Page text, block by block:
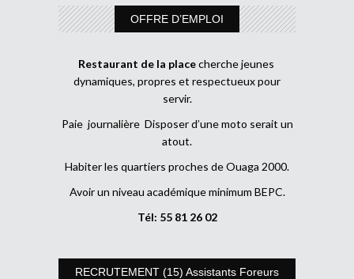
OFFRE D’EMPLOI
Restaurant de la placecherche jeunes
dynamiques, propres et respectueux pour
servir.
Paie journalière Disposer d’une moto serait un
atout.
Habiter les quartiers proches de Ouaga 2000.
Avoir un niveau académique minimum BEPC.
Tél: 55 81 26 02
RECRUTEMENT (15) Assistants Foreurs